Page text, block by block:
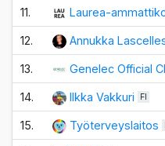
11. Laurea-
12. Annukka
13. Genelec Official
14. Ilkka Vakkuri FI
15. Työterveyslaitos